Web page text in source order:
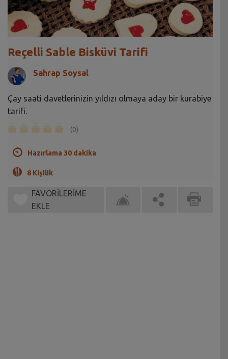
Reçelli Sable Bisküvi Tarifi
Sahrap Soysal
Çay saati davetlerinizin yıldızı olmaya aday bir kurabiye
tarifi.
(0)
Hazırlama 30 dakika
8 Kişilik
FAVORİLERİME
EKLE